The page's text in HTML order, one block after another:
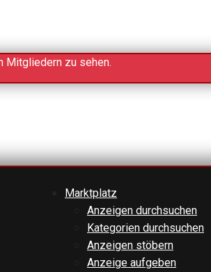
Mitgliedern zu sehen.
Marktplatz
Anzeigen durchsuchen
Kategorien durchsuchen
Anzeigen stöbern
Anzeige aufgeben